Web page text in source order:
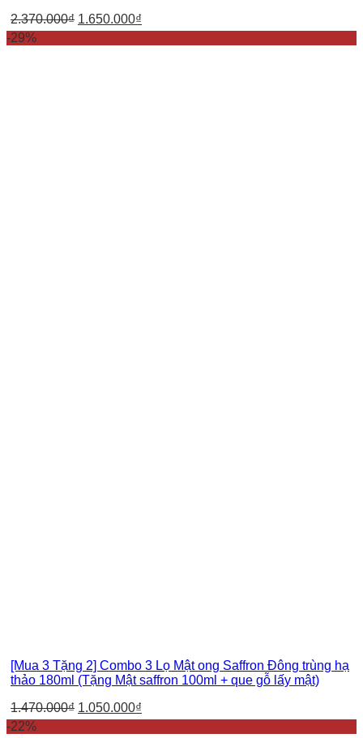
2.370.000₫ 1.650.000₫
-29%
[Mua 3 Tặng 2] Combo 3 Lọ Mật ong Saffron Đông trùng hạ
thảo 180ml (Tặng Mật saffron 100ml + que gỗ lấy mật)
1.470.000₫ 1.050.000₫
-22%